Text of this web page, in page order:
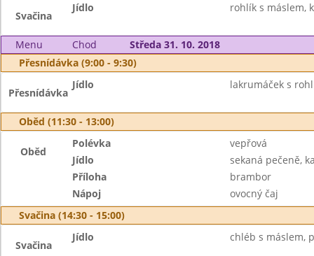
Svačina
Jídlo rohlík s máslem,
Menu Chod
Středa 31. 10. 2018
Přesnídávka (9:00 - 9:30)
Přesnídávka
Jídlo lakrumáček s
Oběd (11:30 - 13:00)
Oběd
Polévka
vepřová
Jídlo
sekaná pečeně,
Příloha
brambor
Nápoj
ovocný čaj
Svačina (14:30 - 15:00)
Svačina
Jídlo chléb s máslem,